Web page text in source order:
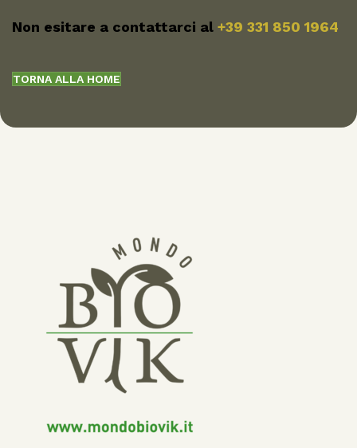
Non esitare a contattarci al +39 331 850 1964
TORNA ALLA HOME